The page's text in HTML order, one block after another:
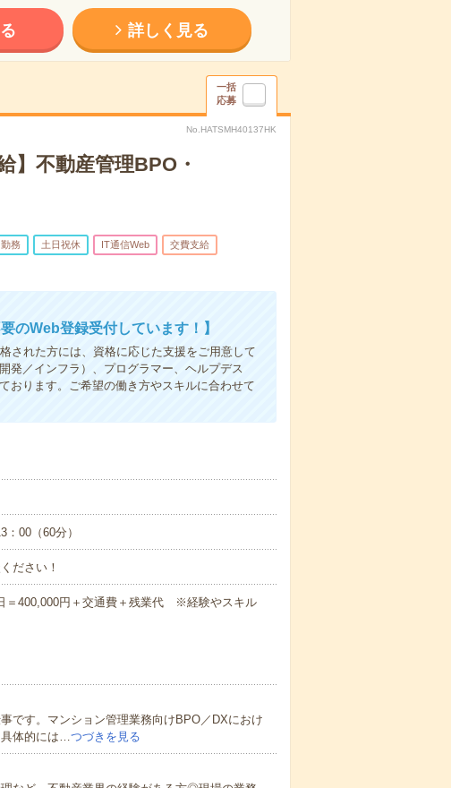
詳しく見る
一括
応募
No.HATSMH40137HK
】不動産管理BPO・
務 土日祝休 IT通信Web 交費支給
のWeb登録受付しています！】
された方には、資格に応じた支援をご用意して
発／インフラ）、プログラマー、ヘルプデス
おります。ご希望の働き方やスキルに合わせて
00（60分）
ださい！
＝400,000円＋交通費＋残業代 ※経験やスキル
です。マンション管理業務向けBPO／DXにおけ
具体的には…つづきを見る